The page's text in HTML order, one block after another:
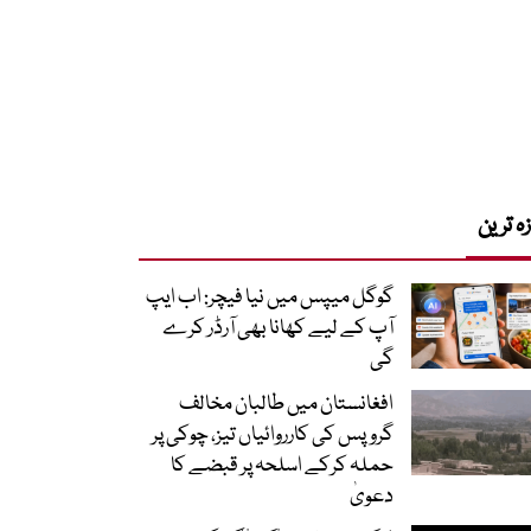
ترین
گوگل میپس میں نیا فیچر: اب ایپ
آپ کے لیے کھانا بھی آرڈر کرے
گی
افغانستان میں طالبان مخالف
گروپس کی کارروائیاں تیز، چوکی پر
حملہ کرکے اسلحہ پر قبضے کا
دعویٰ